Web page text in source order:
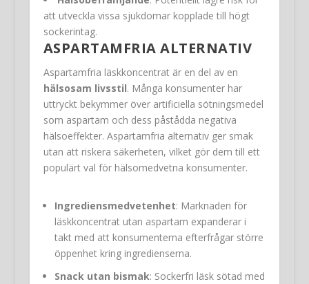
att utveckla vissa sjukdomar kopplade till högt
sockerintag.
ASPARTAMFRIA ALTERNATIV
Aspartamfria läskkoncentrat är en del av en
hälsosam livsstil. Många konsumenter har
uttryckt bekymmer över artificiella sötningsmedel
som aspartam och dess påstådda negativa
hälsoeffekter. Aspartamfria alternativ ger smak
utan att riskera säkerheten, vilket gör dem till ett
populärt val för hälsomedvetna konsumenter.
Ingrediensmedvetenhet: Marknaden för
läskkoncentrat utan aspartam expanderar i
takt med att konsumenterna efterfrågar större
öppenhet kring ingredienserna.
Snack utan bismak: Sockerfri läsk sötad med